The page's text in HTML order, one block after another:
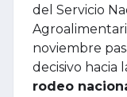
del Servicio
noviembre
decisivo hacia
rodeo